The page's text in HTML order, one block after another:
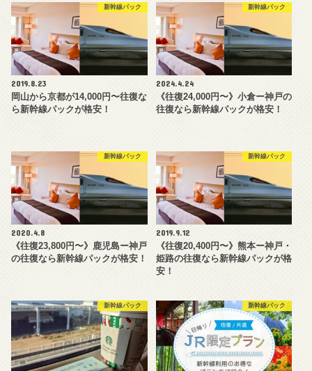
新幹線パック
2019.8.23
岡山から京都が14,000円〜往復な
ら新幹線パックが格安！
新幹線パック
2024.4.24
《往復24,000円〜》小倉ー神戸の
往復なら新幹線パックが格安！
新幹線パック
2020.4.8
《往復23,800円〜》鹿児島ー神戸
の往復なら新幹線パックが格安！
新幹線パック
2019.9.12
《往復20,400円〜》熊本ー神戸・
姫路の往復なら新幹線パックが格
安！
新幹線パック 新幹線パック